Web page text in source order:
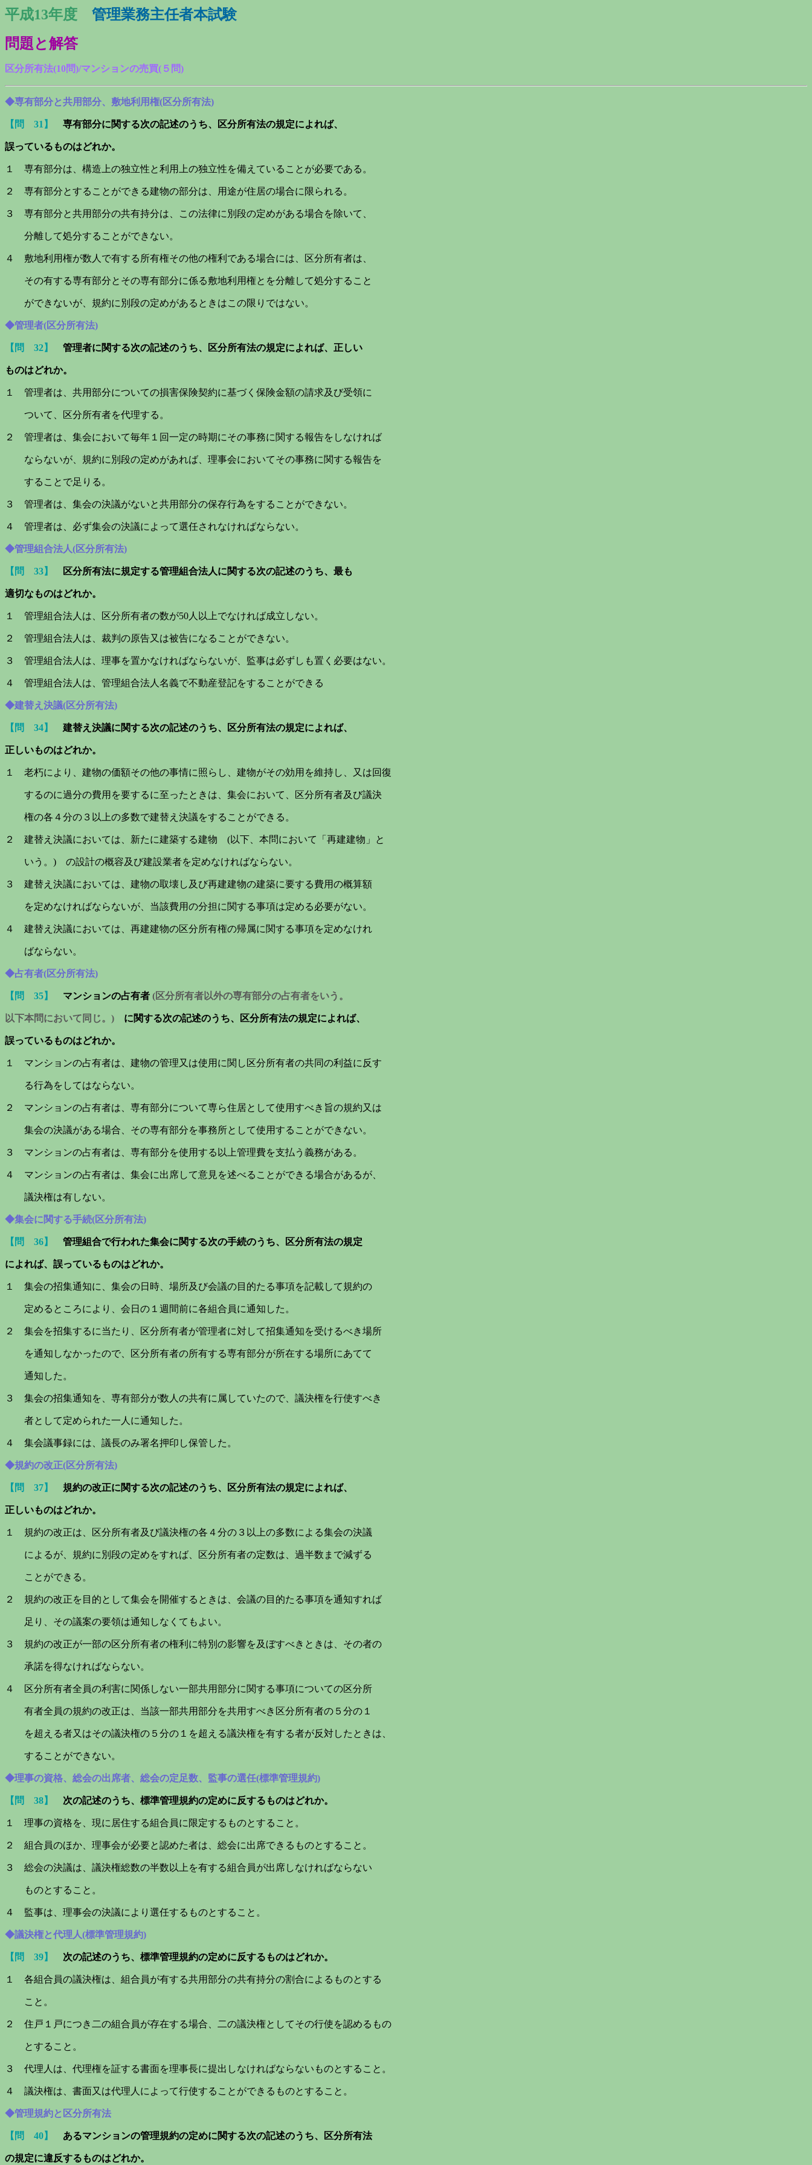
平成13年度 管理業務主任者本試験
問題と解答
区分所有法(10問)/マンションの売買(５ 問)
◆専有部分と共用部分、敷地利用権(区分所有法)
【問 31】 専有部分に関する次の記述のうち、区分所有法の規定によれば、
誤っているものはどれか。
１ 専有部分は、構造上の独立性と利用上の独立性を備えていることが必要である。
２ 専有部分とすることができる建物の部分は、用途が住居の場合に限られる。
３ 専有部分と共用部分の共有持分は、この法律に別段の定めがある場合を除いて、
分離して処分することができない。
４ 敷地利用権が数人で有する所有権その他の権利である場合には、区分所有者は、
その有する専有部分とその専有部分に係る敷地利用権とを分離して処分すること
ができないが、規約に別段の定めがあるときはこの限りではない。
◆管理者(区分所有法)
【問 32】 管理者に関する次の記述のうち、区分所有法の規定によれば、正しい
ものはどれか。
１ 管理者は、共用部分についての損害保険契約に基づく保険金額の請求及び受領に
ついて、区分所有者を代理する。
２ 管理者は、集会において毎年１回一定の時期にその事務に関する報告をしなければ
ならないが、規約に別段の定めがあれば、理事会においてその事務に関する報告を
することで足りる。
３ 管理者は、集会の決議がないと共用部分の保存行為をすることができない。
４ 管理者は、必ず集会の決議によって選任されなければならない。
◆管理組合法人(区分所有法)
【問 33】 区分所有法に規定する管理組合法人に関する次の記述のうち、最も
適切なものはどれか。
１ 管理組合法人は、区分所有者の数が50人以上でなければ成立しない。
２ 管理組合法人は、裁判の原告又は被告になることができない。
３ 管理組合法人は、理事を置かなければならないが、監事は必ずしも置く必要はない。
４ 管理組合法人は、管理組合法人名義で不動産登記をすることができる
◆建替え決議(区分所有法)
【問 34】 建替え決議に関する次の記述のうち、区分所有法の規定によれば、
正しいものはどれか。
１ 老朽により、建物の価額その他の事情に照らし、建物がその効用を維持し、又は回復
するのに過分の費用を要するに至ったときは、集会において、区分所有者及び議決
権の各４分の３以上の多数で建替え決議をすることができる。
２ 建替え決議においては、新たに建築する建物 (以下、本問において「再建建物」と
いう。) の設計の概容及び建設業者を定めなければならない。
３ 建替え決議においては、建物の取壊し及び再建建物の建築に要する費用の概算額
を定めなければならないが、当該費用の分担に関する事項は定める必要がない。
４ 建替え決議においては、再建建物の区分所有権の帰属に関する事項を定めなけれ
ばならない。
◆占有者(区分所有法)
【問 35】 マンションの占有者 (区分所有者以外の専有部分の占有者をいう。
以下本問において同じ。) に関する次の記述のうち、区分所有法の規定によれば、
誤っているものはどれか。
１ マンションの占有者は、建物の管理又は使用に関し区分所有者の共同の利益に反す
る行為をしてはならない。
２ マンションの占有者は、専有部分について専ら住居として使用すべき旨の規約又は
集会の決議がある場合、その専有部分を事務所として使用することができない。
３ マンションの占有者は、専有部分を使用する以上管理費を支払う義務がある。
４ マンションの占有者は、集会に出席して意見を述べることができる場合があるが、
議決権は有しない。
◆集会に関する手続(区分所有法)
【問 36】 管理組合で行われた集会に関する次の手続のうち、区分所有法の規定
によれば、 誤っているものはどれか。
１ 集会の招集通知に、集会の日時、場所及び会議の目的たる事項を記載して規約の
定めるところにより、会日の１週間前に各組合員に通知した。
２ 集会を招集するに当たり、区分所有者が管理者に対して招集通知を受けるべき場所
を通知しなかったので、区分所有者の所有する専有部分が所在する場所にあてて
通知した。
３ 集会の招集通知を、専有部分が数人の共有に属していたので、議決権を行使すべき
者として定められた一人に通知した。
４ 集会議事録には、議長のみ署名押印し保管した。
◆規約の改正(区分所有法)
【問 37】 規約の改正に関する次の記述のうち、区分所有法の規定によれば、
正しいものはどれか。
１ 規約の改正は、区分所有者及び議決権の各４分の３以上の多数による集会の決議
によるが、規約に別段の定めをすれば、区分所有者の定数は、過半数まで減ずる
ことができる。
２ 規約の改正を目的として集会を開催するときは、会議の目的たる事項を通知すれば
足り、その議案の要領は通知しなくてもよい。
３ 規約の改正が一部の区分所有者の権利に特別の影響を及ぼすべきときは、その者の
承諾を得なければならない。
４ 区分所有者全員の利害に関係しない一部共用部分に関する事項についての区分所
有者全員の規約の改正は、当該一部共用部分を共用すべき区分所有者の５分の１
を超える者又はその議決権の５分の１を超える議決権を有する者が反対したときは、
することができない。
◆理事の資格、総会の出席者、総会の定足数、監事の選任(標準管理規約)
【問 38】 次の記述のうち、標準管理規約の定めに反するものはどれか。
１ 理事の資格を、現に居住する組合員に限定するものとすること。
２ 組合員のほか、理事会が必要と認めた者は、総会に出席できるものとすること。
３ 総会の決議は、議決権総数の半数以上を有する組合員が出席しなければならない
ものとすること。
４ 監事は、理事会の決議により選任するものとすること。
◆議決権と代理人(標準管理規約)
【問 39】 次の記述のうち、標準管理規約の定めに反するものはどれか。
１ 各組合員の議決権は、組合員が有する共用部分の共有持分の割合によるものとする
こと。
２ 住戸１戸につき二の組合員が存在する場合、二の議決権としてその行使を認めるもの
とすること。
３ 代理人は、代理権を証する書面を理事長に提出しなければならないものとすること。
４ 議決権は、書面又は代理人によって行使することができるものとすること。
◆管理規約と区分所有法
【問 40】 あるマンションの管理規約の定めに関する次の記述のうち、区分所有法
の規定に違反するものはどれか。